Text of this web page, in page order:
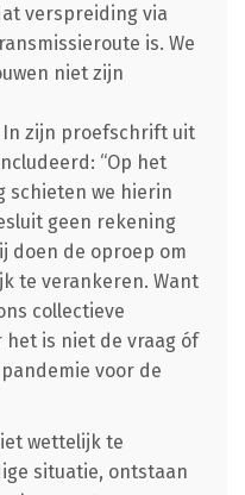
verspreiding via
is. We
niet zijn
In zijn proefschrift uit
“Op het
schieten we hierin
geen rekening
doen de oproep om
te verankeren. Want
collectieve
het is niet de vraag óf
voor de
wettelijk te
situatie, ontstaan